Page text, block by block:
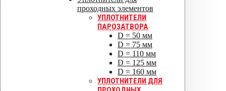
проходных элементов
УПЛОТНИТЕЛИ
ПАРОЗАТВОРА
D = 50 мм
D = 75 мм
D = 110 мм
D = 125 мм
D = 160 мм
УПЛОТНИТЕЛИ ДЛЯ
УПЛОТНИТЕЛИ ДЛЯ
БИТУМНЫХ КРОВЕЛЬ
NO -1 000 -040 FELT -
ROOFSEAL уплотнитель
NO -2 050 -060 FELT -
ROOFSEAL уплотнитель
NO -3 075 -090 FELT -
ROOFSEAL уплотнитель